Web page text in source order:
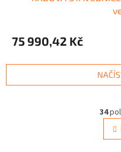
75 990,42 Kč
34